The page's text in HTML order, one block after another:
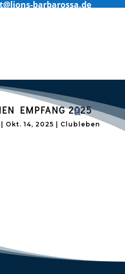
barbarossa.de
EMPFANG 2025
Okt. 14, 2025 Clubleben